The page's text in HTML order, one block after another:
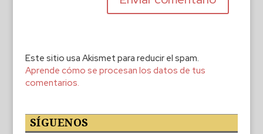
Este sitio usa Akismet para reducir el spam.
Aprende cómo se procesan los datos de tus
comentarios.
SÍGUENOS